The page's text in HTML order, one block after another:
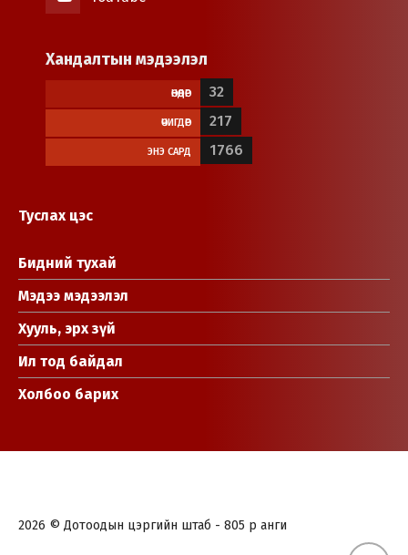
Хандалтын мэдээлэл
ӨНӨӨДӨР 32
ӨЧИГДӨР 217
ЭНЭ САРД 1766
Туслах цэс
Бидний тухай
Мэдээ мэдээлэл
Хууль, эрх зүй
Ил тод байдал
Холбоо барих
2026 © Дотоодын цэргийн штаб - 805 р анги